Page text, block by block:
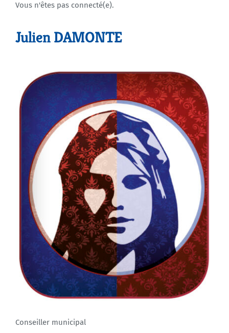
Agenda
Vous n'êtes pas connecté(e).
Julien DAMONTE
Conseiller municipal